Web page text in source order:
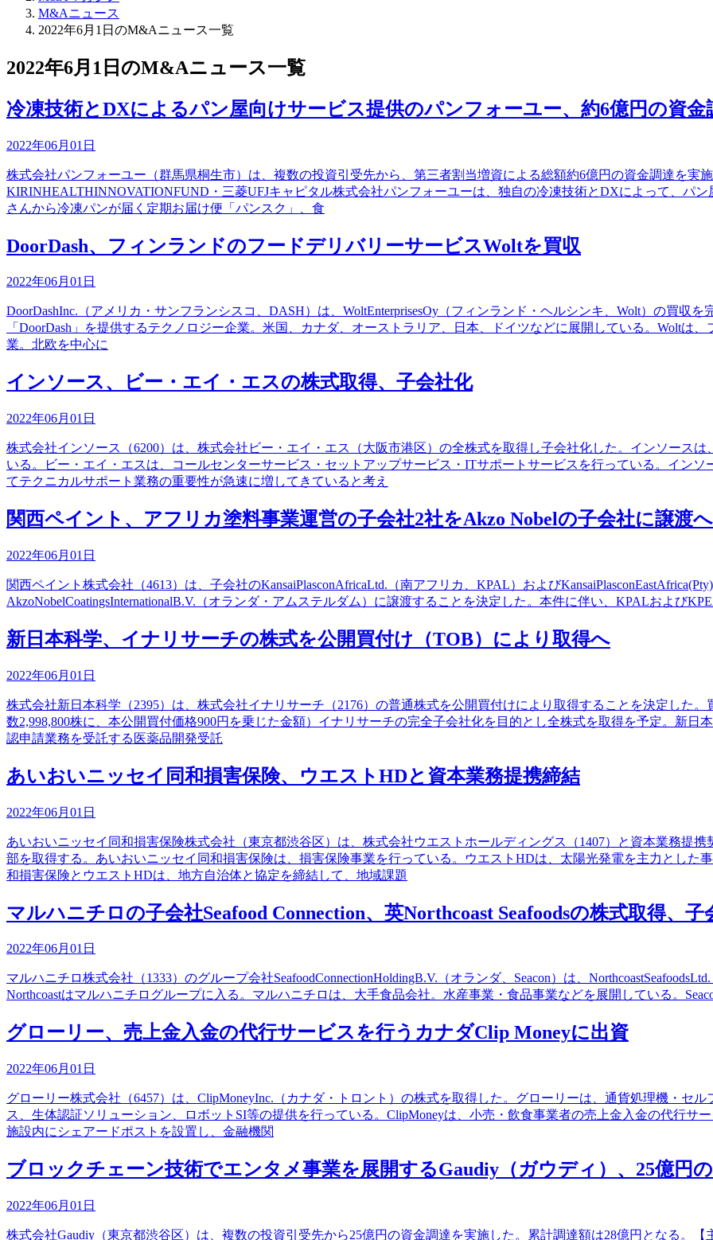
M&Aニュース
2022年6月1日のM&Aニュース一覧
2022年6月1日のM&Aニュース一覧
冷凍技術とDXによるパン屋向けサービス提供のパンフォーユー、約6億円の資金
2022年06月01日
株式会社パンフォーユー（群馬県桐生市）は、複数の投資引受先から、第三者割当増資による総額約6億円の資金調達を実
KIRINHEALTHINNOVATIONFUND・三菱UFJキャピタル株式会社パンフォーユーは、独自の冷凍技術とDXによって、パ
さんから冷凍パンが届く定期お届け便「パンスク」、食
DoorDash、フィンランドのフードデリバリーサービスWoltを買収
2022年06月01日
DoorDashInc.（アメリカ・サンフランシスコ、DASH）は、WoltEnterprisesOy（フィンランド・ヘルシンキ、Wolt）の買収
「DoorDash」を提供するテクノロジー企業。米国、カナダ、オーストラリア、日本、ドイツなどに展開している。Woltは
業。北欧を中心に
インソース、ビー・エイ・エスの株式取得、子会社化
2022年06月01日
株式会社インソース（6200）は、株式会社ビー・エイ・エス（大阪市港区）の全株式を取得し子会社化した。インソース
いる。ビー・エイ・エスは、コールセンターサービス・セットアップサービス・ITサポートサービスを行っている。イン
てテクニカルサポート業務の重要性が急速に増してきていると考え
関西ペイント、アフリカ塗料事業運営の子会社2社をAkzo Nobelの子会社に譲渡へ
2022年06月01日
関西ペイント株式会社（4613）は、子会社のKansaiPlasconAfricaLtd.（南アフリカ、KPAL）および
AkzoNobelCoatingsInternationalB.V.（オランダ・アムステルダム）に譲渡することを決定した。本件に伴い、KPALおよび
新日本科学、イナリサーチの株式を公開買付け（TOB）により取得へ
2022年06月01日
株式会社新日本科学（2395）は、株式会社イナリサーチ（2176）の普通株式を公開買付けにより取得することを決定した
数2,998,800株に、本公開買付価格900円を乗じた金額）イナリサーチの完全子会社化を目的とし全株式を取得を予定。新
認申請業務を受託する医薬品開発受託
あいおいニッセイ同和損害保険、ウエストHDと資本業務提携締結
2022年06月01日
あいおいニッセイ同和損害保険株式会社（東京都渋谷区）は、株式会社ウエストホールディングス（1407）と資本業務提
部を取得する。あいおいニッセイ同和損害保険は、損害保険事業を行っている。ウエストHDは、太陽光発電を主力とした
和損害保険とウエストHDは、地方自治体と協定を締結して、地域課題
マルハニチロの子会社Seafood Connection、英Northcoast Seafoodsの株式取得、子
2022年06月01日
マルハニチロ株式会社（1333）のグループ会社SeafoodConnectionHoldingB.V.（オランダ、Seacon）は、
Northcoastはマルハニチログループに入る。マルハニチロは、大手食品会社。水産事業・食品事業などを展開している。
グローリー、売上金入金の代行サービスを行うカナダClip Moneyに出資
2022年06月01日
グローリー株式会社（6457）は、ClipMoneyInc.（カナダ・トロント）の株式を取得した。グローリーは、通貨処理機・セ
ス、生体認証ソリューション、ロボットSI等の提供を行っている。ClipMoneyは、小売・飲食事業者の売上金入金の代行サ
施設内にシェアードポストを設置し、金融機関
ブロックチェーン技術でエンタメ事業を展開するGaudiy（ガウディ）、25億円
2022年06月01日
株式会社Gaudiy（東京都渋谷区）は、複数の投資引受先から25億円の資金調達を実施した。累計調達額は28億円となる。